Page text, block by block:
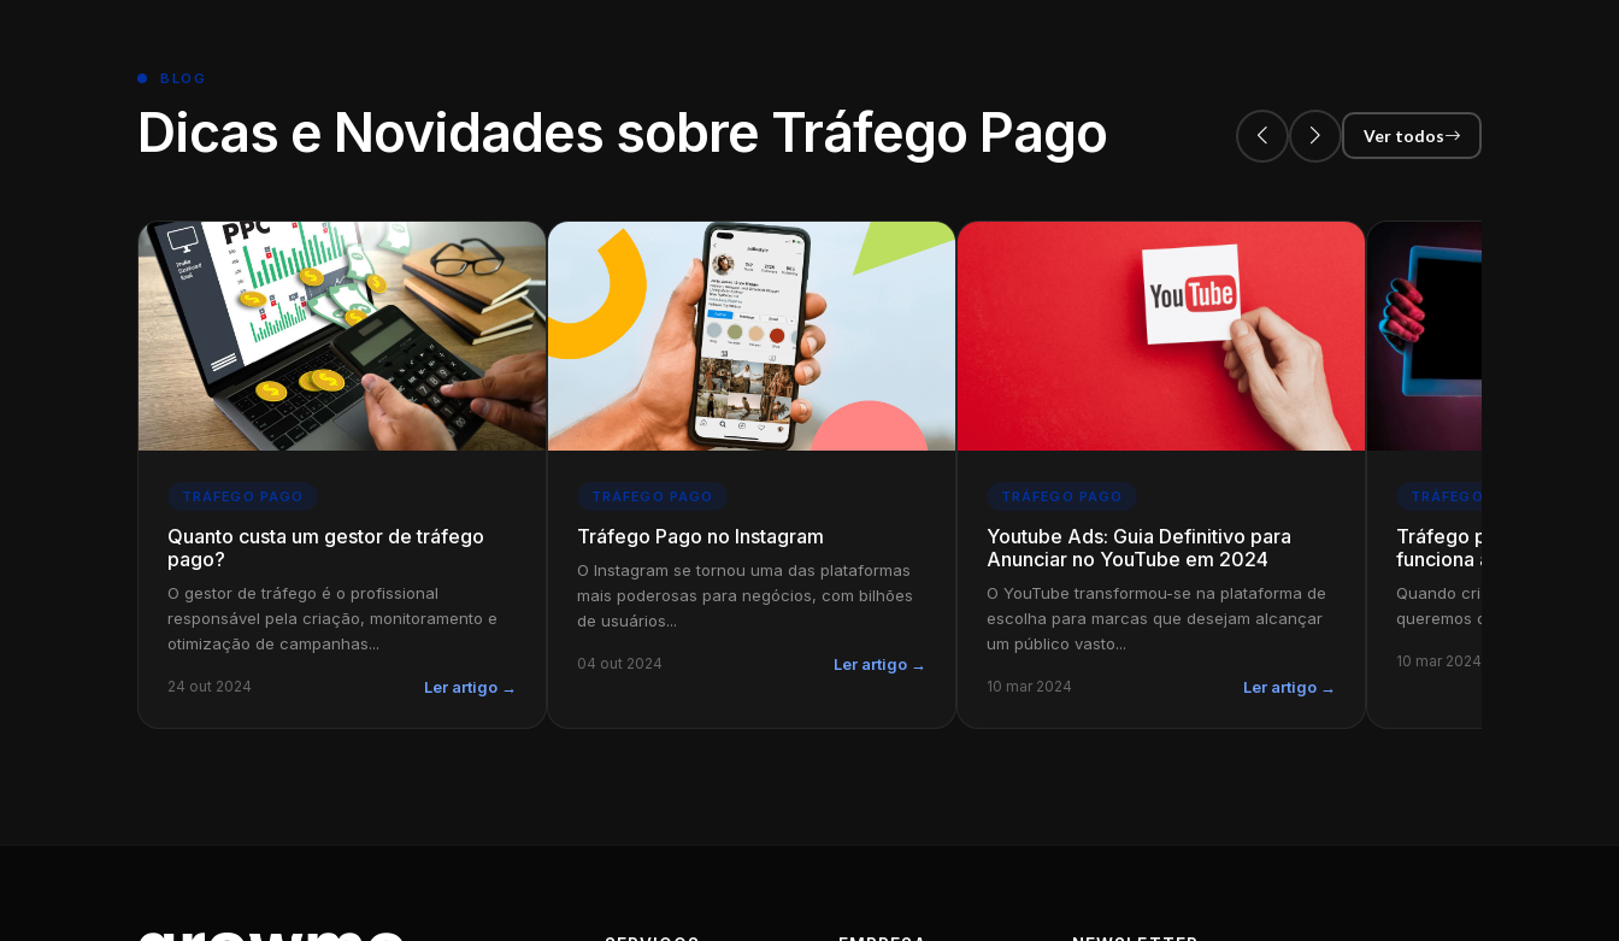
BLOG
Dicas e Novidades sobre Tráfego Pago Ver todos
TRÁFEGO PAGO
Quanto custa um gestor de tráfego
pago?
O gestor de tráfego é o profissional
responsável pela criação, monitoramento e
otimização de campanhas...
24 out 2024 Ler artigo →
TRÁFEGO PAGO
Tráfego Pago no Instagram
O Instagram se tornou uma das plataformas
mais poderosas para negócios, com bilhões
de usuários...
04 out 2024 Ler artigo →
TRÁFEGO PAGO
Youtube Ads: Guia Definitivo para
Anunciar no YouTube em 2024
O YouTube transformou-se na plataforma de
escolha para marcas que desejam alcançar
um público vasto...
10 mar 2024 Ler artigo →
TRÁFEGO PAGO
Tráfego pago: O que é,
funciona as principais
Quando criamos um site ou
queremos que ele seja um
10 mar 2024